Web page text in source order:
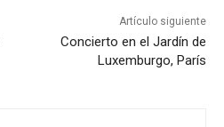
Artículo siguiente
Concierto en el Jardín de
Luxemburgo, París